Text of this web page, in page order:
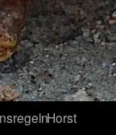
Horst